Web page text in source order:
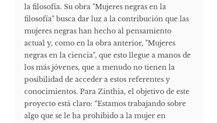
la filosofía. Su obra "Mujeres negras en la
filosofía" busca dar luz a la contribución que las
mujeres negras han hecho al pensamiento
actual y, como en la obra anterior, "Mujeres
negras en la ciencia", que esto llegue a manos de
los más jóvenes, que a menudo no tienen la
posibilidad de acceder a estos referentes y
conocimientos. Para Zinthia, el objetivo de este
proyecto está claro: “Estamos trabajando sobre
algo que se le ha prohibido a la mujer en